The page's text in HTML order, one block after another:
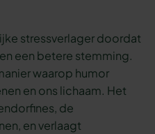
stressverlager doordat
een betere stemming.
waarop humor
en ons lichaam. Het
de
en verlaagt